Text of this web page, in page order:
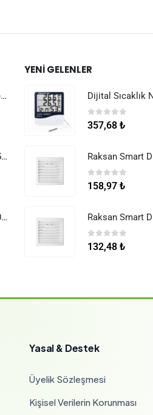
Dijital Sıcaklık Nem Ölçer 3-1 Sensör Kablolu
Raksan Smart Düz Panjur 150 mm Sinek Telli
Raksan Smart Düz Panjur 100 mm Sinek Telli
YENI GELENLER
05 üzerinden
357,68 ₺
0 5 üzerinden
158,97 ₺
0 5 üzerinden
132,48 ₺
Yasal & Destek
Üyelik Sözleşmesi
Kişisel Verilerin Korunması